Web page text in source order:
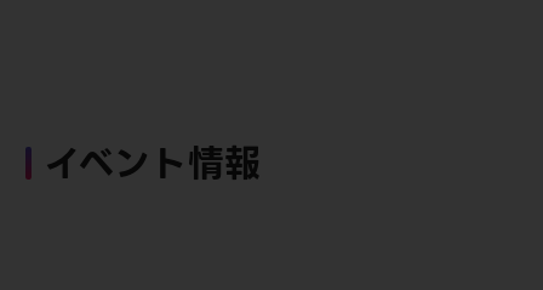
イベント情報